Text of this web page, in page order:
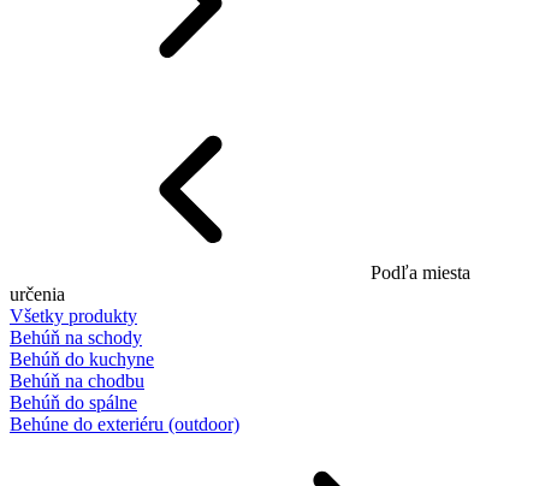
Podľa miesta
určenia
Všetky produkty
Behúň na schody
Behúň do kuchyne
Behúň na chodbu
Behúň do spálne
Behúne do exteriéru (outdoor)